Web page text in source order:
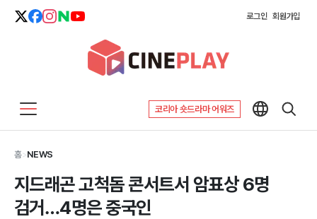
로그인 회원가입
코리아 숏드라마 어워즈
홈>NEWS
지드래곤 고척돔 콘서트서 암표상 6명
검거…4명은 중국인